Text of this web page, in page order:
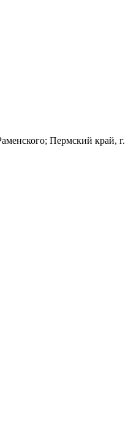
Пермский край, г.